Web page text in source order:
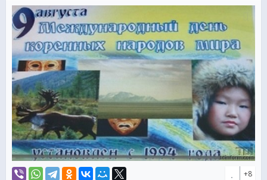
социальную жизнь. Поэтому Международный день
коренных народов мира призывает общественность
обратить внимание на данные вопросы и направить свои
усилия на их решение.
+8